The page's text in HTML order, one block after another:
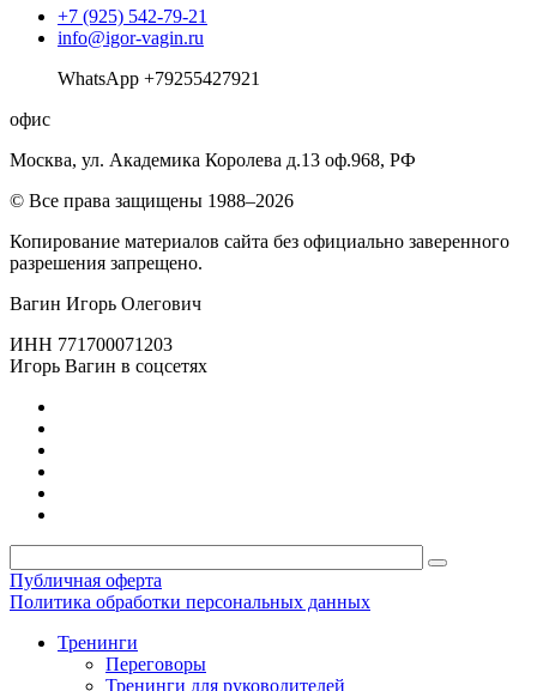
+7 (925) 542-79-21
info@igor-vagin.ru
WhatsApp +79255427921
офис
Москва, ул. Академика Королева д.13 оф.968, РФ
© Все права защищены 1988–2026
Копирование материалов сайта без официально заверенного
разрешения запрещено.
Вагин Игорь Олегович
ИНН 771700071203
Игорь Вагин в соцсетях
Публичная оферта
Политика обработки персональных данных
Тренинги
Переговоры
Тренинги для руководителей